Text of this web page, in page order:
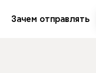
Зачем отправлять